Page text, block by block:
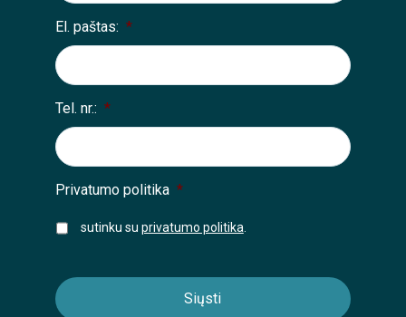
El. paštas: *
Tel. nr.: *
Privatumo politika *
sutinku su privatumo politika